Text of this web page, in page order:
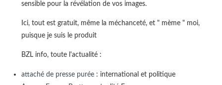
sensible pour la révélation de vos images.
Ici, tout est gratuit, même la méchanceté, et " mème " moi,
puisque je suis le produit
BZL info, toute l'actualité :
attaché de presse purée: international et politique